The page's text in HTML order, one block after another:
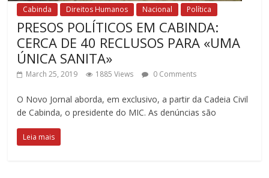
Cabinda Direitos Humanos Nacional Política
PRESOS POLÍTICOS EM CABINDA:
CERCA DE 40 RECLUSOS PARA «UMA
ÚNICA SANITA»
March 25, 2019 1885 Views 0 Comments
O Novo Jornal aborda, em exclusivo, a partir da Cadeia Civil
de Cabinda, o presidente do MIC. As denúncias são
Leia mais